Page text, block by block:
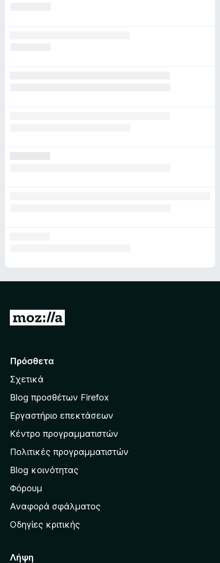
Μ
ά
α
σ
σ
τ
η
α
ρ
χ
κ
σ
Πρόσθετα
Σχετικά
Blog προσθέτων Firefox
Εργαστήριο επεκτάσεων
Κέντρο προγραμματιστών
Πολιτικές προγραμματιστών
Blog κοινότητας
Φόρουμ
Αναφορά σφάλματος
Οδηγίες κριτικής
Λήψη